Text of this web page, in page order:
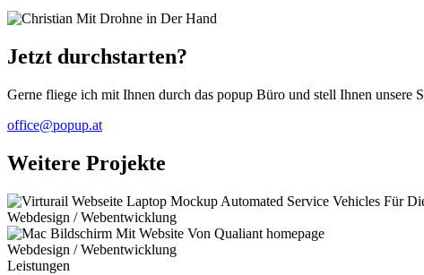
Jetzt durchstarten?
Gerne fliege ich mit Ihnen durch das popup Büro und stell Ihnen unsere
office@popup.at
Weitere Projekte
Webdesign / Webentwicklung
Webdesign / Webentwicklung
Leistungen